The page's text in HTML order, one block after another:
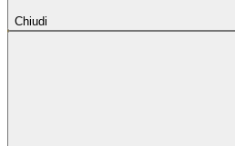
Chiudi